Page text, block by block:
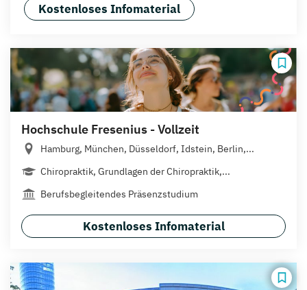
Kostenloses Infomaterial
Hochschule Fresenius - Vollzeit
Hamburg, München, Düsseldorf, Idstein, Berlin,...
Chiropraktik, Grundlagen der Chiropraktik,...
Berufsbegleitendes Präsenzstudium
Kostenloses Infomaterial